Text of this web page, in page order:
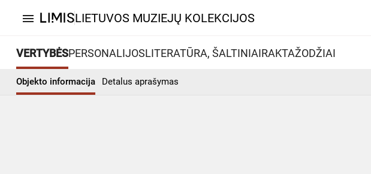
menu LIETUVOS MUZIEJŲ KOLEKCIJOS
VERTYBĖSPERSONALIJOSLITERATŪRA, ŠALTINIAIRAKTAŽODŽIAI
Objekto informacija Detalus aprašymas